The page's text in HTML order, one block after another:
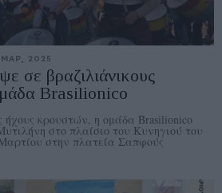
ΜΑΡ, 2025
σε βραζιλιάνικους
Brasilionico
ήχους κρουστών, η ομάδα Brasilionico
στο πλαίσιο του Κυνηγιού του
στην πλατεία Σαπφούς